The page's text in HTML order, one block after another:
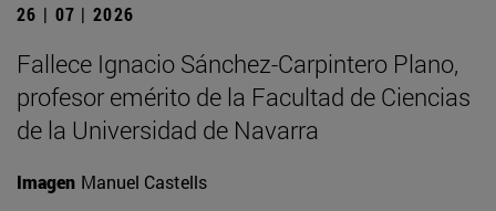
26 | 07 | 2026
Fallece Ignacio Sánchez-Carpintero Plano,
profesor emérito de la Facultad de Ciencias
de la Universidad de Navarra
Imagen Manuel Castells